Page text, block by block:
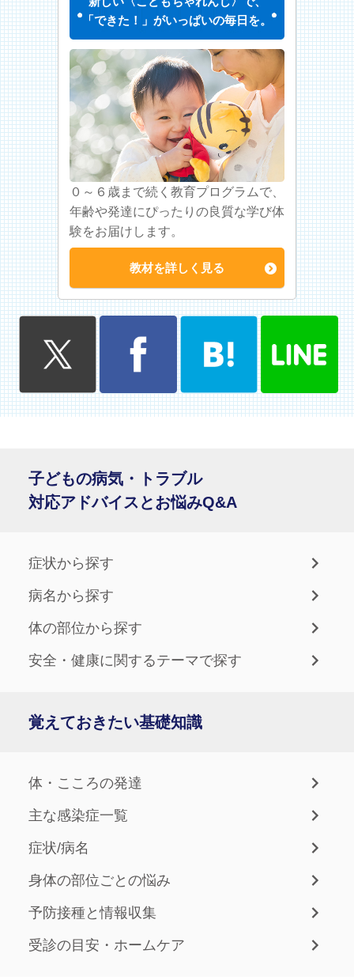
「できた！」がいっぱいの毎日を。
０～６歳まで続く教育プログラムで、
年齢や発達にぴったりの良質な学び体
験をお届けします。
教材を詳しく見る
子どもの病気・トラブル
対応アドバイスとお悩みQ&A
症状から探す
病名から探す
体の部位から探す
安全・健康に関するテーマで探す
覚えておきたい基礎知識
体・こころの発達
主な感染症一覧
症状/病名
身体の部位ごとの悩み
予防接種と情報収集
受診の目安・ホームケア